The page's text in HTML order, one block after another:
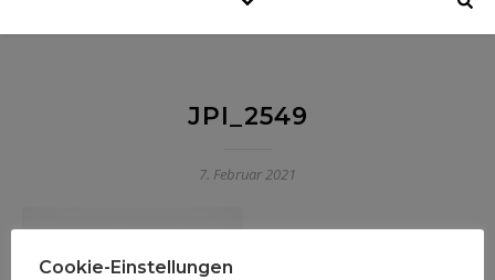
JPI_2549
7. Februar 2021
Cookie-Einstellungen